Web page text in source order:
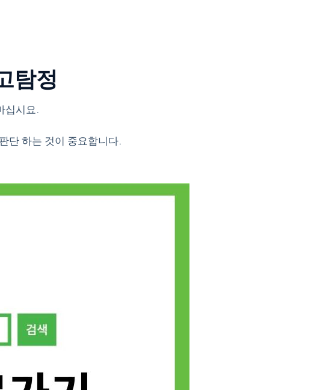
탐정
십시요.
단 하는 것이 중요합니다.